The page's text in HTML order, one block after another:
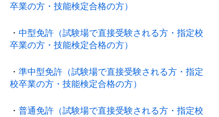
卒業の方・技能検定合格の方）
・ 中型免許（試験場で直接受験される方・指定校
卒業の方・技能検定合格の方）
・ 準中型免許（試験場で直接受験される方・指定
校卒業の方・技能検定合格の方）
・ 普通免許（試験場で直接受験される方・指定校